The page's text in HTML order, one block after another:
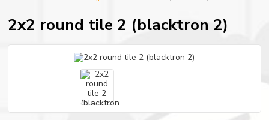
2x2 round tile 2 (blacktron 2)